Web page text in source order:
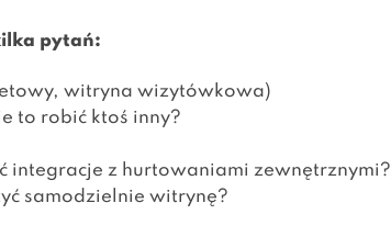
pytań:
witryna wizytówkowa)
to robić ktoś inny?
integracje z hurtowaniami zewnętrznymi?
samodzielnie witrynę?